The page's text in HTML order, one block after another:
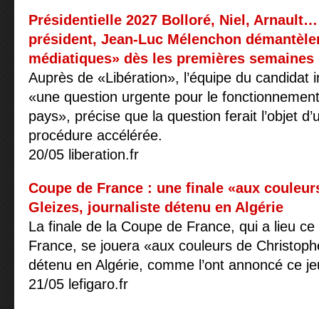
Présidentielle 2027 Bolloré, Niel, Arnault…
président, Jean-Luc Mélenchon
médiatiques» dès les premières semaines
Auprès de «Libération», l’équipe du candidat
«une question urgente pour le
pays», précise que la question ferait l’objet
procédure accélérée.
20/05 liberation.fr
Coupe de France : une finale «aux
Gleizes, journaliste détenu en Algérie
La finale de la Coupe de France, qui a lieu
France, se jouera «aux couleurs de
détenu en Algérie, comme l’ont annoncé ce
21/05 lefigaro.fr